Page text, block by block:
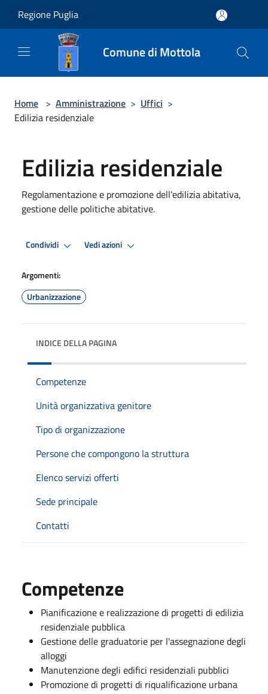
Regione Puglia
Comune di Mottola
Home > Amministrazione > Uffici >
Edilizia residenziale
Edilizia residenziale
Regolamentazione e promozione dell'edilizia abitativa,
gestione delle politiche abitative.
Condividi Vedi azioni
Argomenti:
Urbanizzazione
INDICE DELLA PAGINA
Competenze
Unità organizzativa genitore
Tipo di organizzazione
Persone che compongono la struttura
Elenco servizi offerti
Sede principale
Contatti
Competenze
Pianificazione e realizzazione di progetti di edilizia
residenziale pubblica
Gestione delle graduatorie per l'assegnazione degli
alloggi
Manutenzione degli edifici residenziali pubblici
Promozione di progetti di riqualificazione urbana